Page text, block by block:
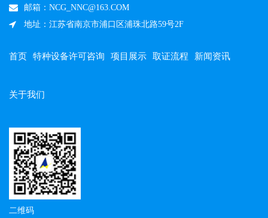
邮箱：NCG_NNC@163.COM
地址：江苏省南京市浦口区浦珠北路59号2F
首页 特种设备许可咨询 项目展示 取证流程 新闻资讯
关于我们
二维码